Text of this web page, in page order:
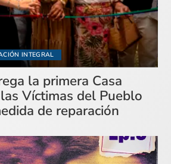
INTEGRAL
la primera Casa
Víctimas del Pueblo
de reparación